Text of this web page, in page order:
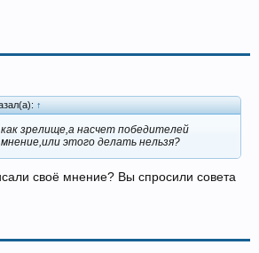
↑
зрелище,а насчет победителей
этого делать нельзя?
своё мнение? Вы спросили совета